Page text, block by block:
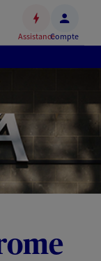
AssistanceCompte